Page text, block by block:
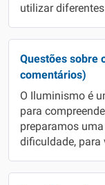
utilizar
Questões sobre
comentários)
O Iluminismo é
para
preparamos
dificuldade, para